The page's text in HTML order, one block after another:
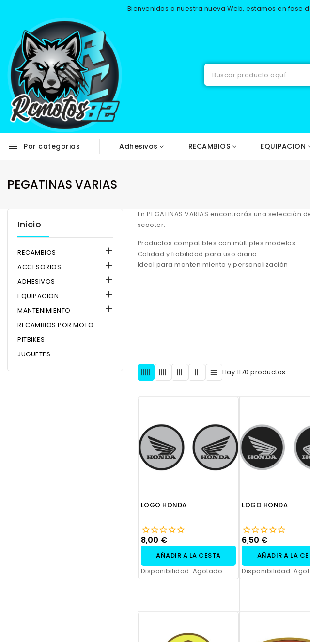
Bienvenidos a nuestra nueva Web, estamos en fase
menu Por categorias Adhesivos RECAMBIOS EQUIPACION
PEGATINAS VARIAS
Inicio
RECAMBIOS 
ACCESORIOS 
ADHESIVOS 
EQUIPACION 
MANTENIMIENTO 
RECAMBIOS POR MOTO
PITBIKES
JUGUETES
EnPEGATINAS VARIAS encontrarás una selección
scooter.
Productos compatibles con múltiples modelos
Calidad y fiabilidad para uso diario
Ideal para mantenimiento y personalización
Hay 1170 productos.
LOGO HONDA
8,00 €
AÑADIR A LA CESTA
Disponibilidad: Agotado
LOGO HONDA
6,50 €
AÑADIR A LA
Disponibilidad: